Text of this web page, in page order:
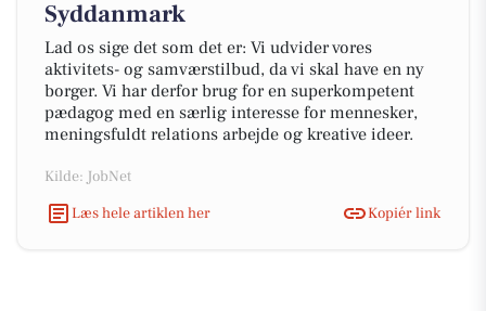
Syddanmark
Lad os sige det som det er: Vi udvider vores
aktivitets- og samværstilbud, da vi skal have en ny
borger. Vi har derfor brug for en superkompetent
pædagog med en særlig interesse for mennesker,
meningsfuldt relations arbejde og kreative ideer.
Kilde: JobNet
Læs hele artiklen her
Kopiér link